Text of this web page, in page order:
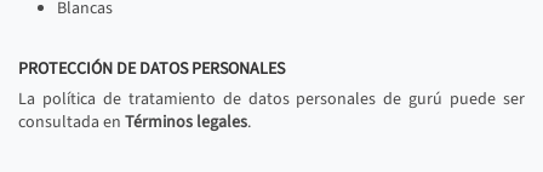
Blancas
PROTECCIÓN DE DATOS PERSONALES
La política de tratamiento de datos personales de gurú puede ser
consultada en Términos legales.